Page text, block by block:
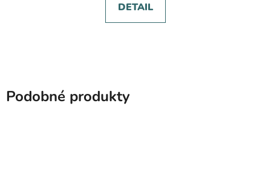
DETAIL
Podobné produkty